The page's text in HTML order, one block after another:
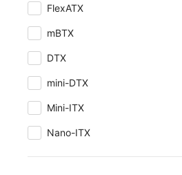
FlexATX
mBTX
DTX
mini-DTX
Mini-ITX
Nano-ITX